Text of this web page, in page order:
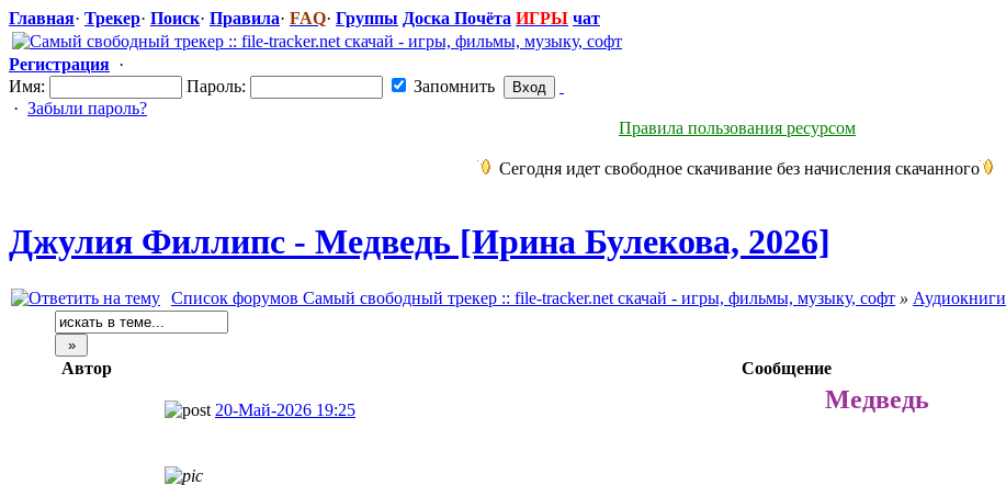
Главная· Трекер· Поиск· Правила· FAQ· Группы Доска Почёта чат
Регистрация ·
Имя:
Пароль:
Запомнить
· Забыли пароль?
Правила пользования ресурсом
Сегодня идет свободное скачивание без начисления скачанного
Джулия Филлипс - Медведь [Ирина Булекова, 2026]
Список форумов Самый свободный трекер :: file-tracker.net скачай - игры, фильмы, музыку, софт » Аудиокниги
Автор Сообщение
20-Май-2026 19:25 Медведь